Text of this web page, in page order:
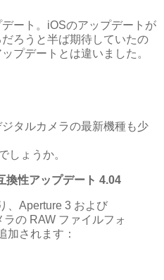
ート。iOSのアップデートが
ろうと半ば期待していたの
プデートとは違いました。
タルカメラの最新機種も少
しょうか。
換性アップデート 4.04
、Aperture 3 および
ラの RAW ファイルフォ
加されます：